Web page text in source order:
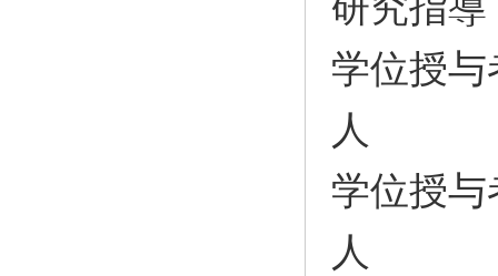
学位授
人
学位授
人